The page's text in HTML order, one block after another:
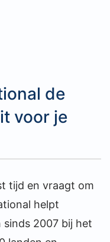
de
voor je
tijd en vraagt om
helpt
sinds 2007 bij het